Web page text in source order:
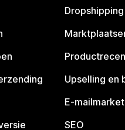
Dropshipping
Upselling en
E-
SEO